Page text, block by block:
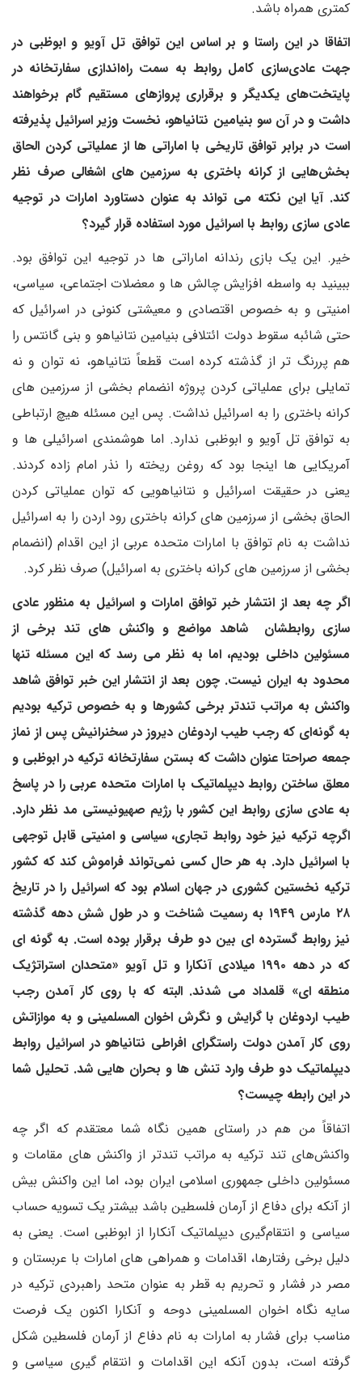
کمتری همراه باشد.
اتفاقا در این راستا و بر اساس این توافق تل آویو و ابوظبی در
جهت عادی‌سازی کامل روابط به سمت راه‌اندازی سفارتخانه در
پایتخت‌های یکدیگر و برقراری پروازهای مستقیم گام برخواهند
داشت و در آن سو بنیامین نتانیاهو، نخست وزیر اسرائیل پذیرفته
است در برابر توافق تاریخی با اماراتی ها از عملیاتی کردن الحاق
بخش‌هایی از کرانه باختری به سرزمین های اشغالی صرف نظر
کند. آیا این نکته می تواند به عنوان دستاورد امارات در توجیه
عادی سازی روابط با اسرائیل مورد استفاده قرار گیرد؟
خیر. این یک بازی رندانه اماراتی ها در توجیه این توافق بود.
ببینید به واسطه افزایش چالش ها و معضلات اجتماعی، سیاسی،
امنیتی و به خصوص اقتصادی و معیشتی کنونی در اسرائیل که
حتی شائبه سقوط دولت ائتلافی بنیامین نتانیاهو و بنی گانتس را
هم پررنگ تر از گذشته کرده است قطعاً نتانیاهو، نه توان و نه
تمایلی برای عملیاتی کردن پروژه انضمام بخشی از سرزمین های
کرانه باختری را به اسرائیل نداشت. پس این مسئله هیچ ارتباطی
به توافق تل آویو و ابوظبی ندارد. اما هوشمندی اسرائیلی ها و
آمریکایی ها اینجا بود که روغن ریخته را نذر امام زاده کردند.
یعنی در حقیقت اسرائیل و نتانیاهویی که توان عملیاتی کردن
الحاق بخشی از سرزمین های کرانه باختری رود اردن را به اسرائیل
نداشت به نام توافق با امارات متحده عربی از این اقدام (انضمام
بخشی از سرزمین های کرانه باختری به اسرائیل) صرف نظر کرد.
اگر چه بعد از انتشار خبر توافق امارات و اسرائیل به منظور عادی
سازی روابطشان شاهد مواضع و واکنش های تند برخی از
مسئولین داخلی بودیم، اما به نظر می رسد که این مسئله تنها
محدود به ایران نیست. چون بعد از انتشار این خبر توافق شاهد
واکنش به مراتب تندتر برخی کشورها و به خصوص ترکیه بودیم
به گونه‌ای که رجب طیب اردوغان دیروز در سخنرانیش پس از نماز
جمعه صراحتا عنوان داشت که بستن سفارتخانه ترکیه در ابوظبی و
معلق ساختن روابط دیپلماتیک با امارات متحده عربی را در پاسخ
به عادی سازی روابط این کشور با رژیم صهیونیستی مد نظر دارد.
اگرچه ترکیه نیز خود روابط تجاری، سیاسی و امنیتی قابل توجهی
با اسرائیل دارد. به هر حال کسی نمی‌تواند فراموش کند که کشور
ترکیه نخستین کشوری در جهان اسلام بود که اسرائیل را در تاریخ
۲۸ مارس ۱۹۴۹ به رسمیت شناخت و در طول شش دهه گذشته
نیز روابط گسترده ای بین دو طرف برقرار بوده است. به گونه ای
که در دهه ۱۹۹۰ میلادی آنکارا و تل آویو «متحدان استراتژیک
منطقه ای» قلمداد می شدند. البته که با روی کار آمدن رجب
طیب اردوغان با گرایش و نگرش اخوان المسلمینی و به موازاتش
روی کار آمدن دولت راستگرای افراطی نتانیاهو در اسرائیل روابط
دیپلماتیک دو طرف وارد تنش ها و بحران هایی شد. تحلیل شما
در این رابطه چیست؟
اتفاقاً من هم در راستای همین نگاه شما معتقدم که اگر چه
واکنش‌های تند ترکیه به مراتب تندتر از واکنش های مقامات و
مسئولین داخلی جمهوری اسلامی ایران بود، اما این واکنش بیش
از آنکه برای دفاع از آرمان فلسطین باشد بیشتر یک تسویه حساب
سیاسی و انتقام‌گیری دیپلماتیک آنکارا از ابوظبی است. یعنی به
دلیل برخی رفتارها، اقدامات و همراهی های امارات با عربستان و
مصر در فشار و تحریم به قطر به عنوان متحد راهبردی ترکیه در
سایه نگاه اخوان المسلمینی دوحه و آنکارا اکنون یک فرصت
مناسب برای فشار به امارات به نام دفاع از آرمان فلسطین شکل
گرفته است، بدون آنکه این اقدامات و انتقام گیری سیاسی و